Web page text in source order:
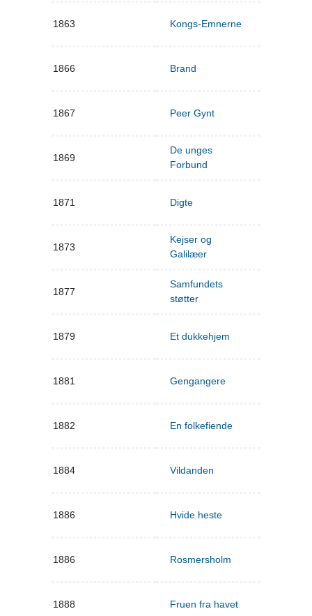
1863 Kongs-Emnerne
1866 Brand
1867 Peer Gynt
1869
De unges
Forbund
1871 Digte
1873
Kejser og
Galilæer
1877
Samfundets
støtter
1879 Et dukkehjem
1881 Gengangere
1882 En folkefiende
1884 Vildanden
1886 Hvide heste
1886 Rosmersholm
1888 Fruen fra havet